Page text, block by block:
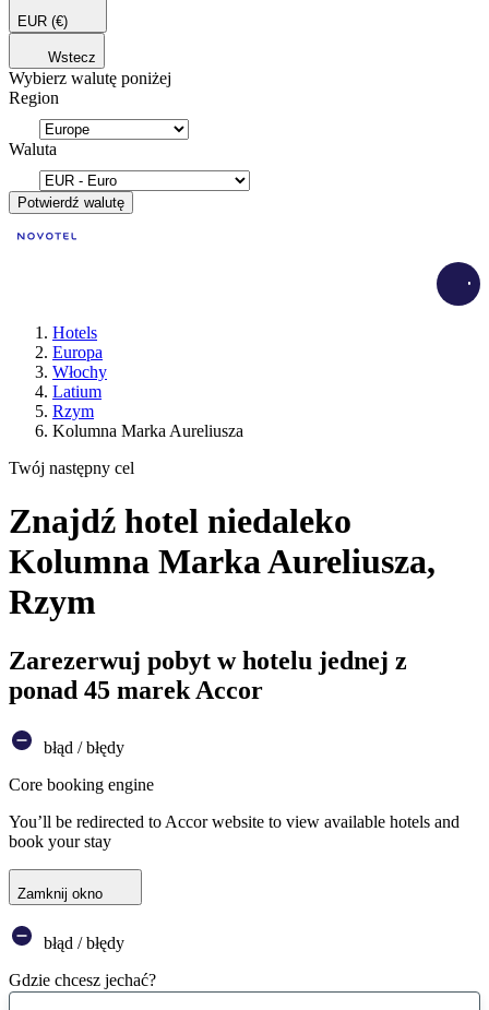
EUR (€)
Wstecz
Wybierz walutę poniżej
Region
Waluta
Potwierdź walutę
Hotels
Europa
Włochy
Latium
Rzym
Kolumna Marka Aureliusza
Twój następny cel
Znajdź hotel niedaleko
Kolumna Marka Aureliusza,
Rzym
Zarezerwuj pobyt w hotelu jednej z
ponad 45 marek Accor
błąd / błędy
Core booking engine
You’ll be redirected to Accor website to view available hotels and
book your stay
Zamknij okno
błąd / błędy
Gdzie chcesz jechać?